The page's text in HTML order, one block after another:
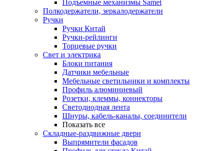
Подъемные механизмы Samet
Полкодержатели, зеркалодержатели
Ручки
Ручки Китай
Ручки-рейлинги
Торцевые ручки
Свет и электрика
Блоки питания
Датчики мебельные
Мебельные светильники и комплекты
Профиль алюминиевый
Розетки, клеммы, коннекторы
Светодиодная лента
Шнуры, кабель-каналы, соединители
Показать все
Складные-раздвижные двери
Выпрямители фасадов